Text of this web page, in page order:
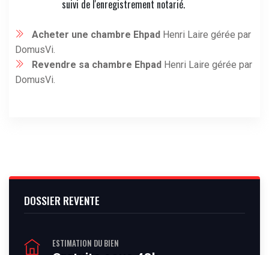
suivi de l'enregistrement notarié.
Acheter une chambre Ehpad Henri Laire gérée par
DomusVi.
Revendre sa chambre Ehpad Henri Laire gérée par
DomusVi.
DOSSIER REVENTE
ESTIMATION DU BIEN